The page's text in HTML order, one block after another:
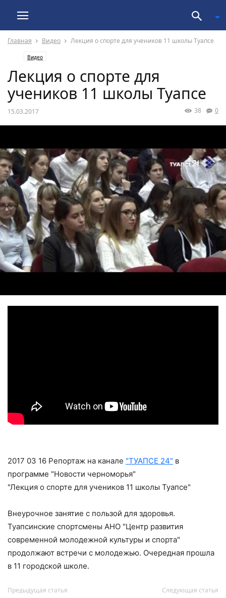
Главная Видео Лекция о спорте для учеников 11 школы Туапсе
Видео
Лекция о спорте для
учеников 11 школы Туапсе
15.03.2017 0
38
2017 03 16 Репортаж на канале "ТУАПСЕ 24" в
программе "Новости черноморья"
"Лекция о спорте для учеников 11 школы Туапсе"
Внеурочное занятие с пользой для здоровья.
Туапсинские спортсмены АНО "Центр развития
современной молодежной культуры и спорта"
продолжают встречи с молодежью. Очередная прошла
в 11 городской школе.
Предыдущая статья Следующая статья